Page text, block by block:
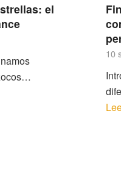
el
10